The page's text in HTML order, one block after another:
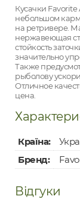
Кусачки Favorite
небольшом
на ретривере.
нержавеющая
стойкость
значительно
Также
рыболову
Отличное
цена.
Країна:
Бренд:
Відгуки